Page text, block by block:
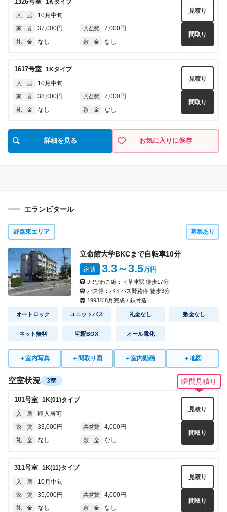
1Kタイプ
入 居 10月中旬
家 賃 37,000円 共益費 7,000円
礼 金 なし 敷 金 なし
見積り
間取り
1617号室 1Kタイプ
入 居 10月中旬
家 賃 38,000円 共益費 7,000円
礼 金 なし 敷 金 なし
見積り
間取り
詳細を見る お気に入りに保存
エランビタール
野路東エリア 募集あり
立命館大学BKCまで自転車10分
家賃 3.3～3.5万円
JRびわこ線： 南草津駅 徒歩17分
バス停： バイパス野路停徒歩3分
1993年8月完成 / 鉄骨造
オートロック ユニットバス 礼金なし 敷金なし
ネット無料 宅配BOX オール電化
＋室内写真 ＋ 間取り図 ＋室内動画 ＋地図
空室状況 3室 瞬間見積り
101号室 1K(01)タイプ
入 居 即入居可
家 賃 33,000円 共益費 4,000円
礼 金 なし 敷 金 なし
見積り
間取り
311号室 1K(11)タイプ
入 居 10月中旬
家 賃 35,000円 共益費 4,000円
礼 金 なし 敷 金 なし
見積り
間取り